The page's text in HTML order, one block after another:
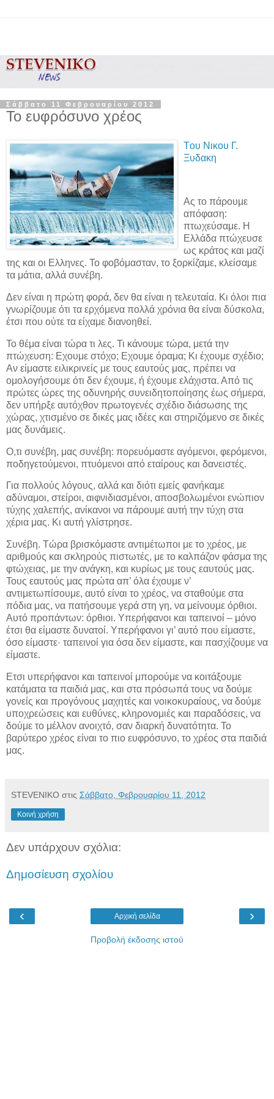
Σάββατο 11 Φεβρουαρίου 2012
Το ευφρόσυνο χρέος
Τoυ Νικου Γ.
Ξυδακη
Ας το πάρουμε
απόφαση:
πτωχεύσαμε. Η
Ελλάδα πτώχευσε
ως κράτος και μαζί
της και οι Ελληνες. Το φοβόμασταν, το ξορκίζαμε, κλείσαμε
τα μάτια, αλλά συνέβη.
Δεν είναι η πρώτη φορά, δεν θα είναι η τελευταία. Κι όλοι πια
γνωρίζουμε ότι τα ερχόμενα πολλά χρόνια θα είναι δύσκολα,
έτσι που ούτε τα είχαμε διανοηθεί.
Το θέμα είναι τώρα τι λες. Τι κάνουμε τώρα, μετά την
πτώχευση: Εχουμε στόχο; Εχουμε όραμα; Κι έχουμε σχέδιο;
Αν είμαστε ειλικρινείς με τους εαυτούς μας, πρέπει να
ομολογήσουμε ότι δεν έχουμε, ή έχουμε ελάχιστα. Από τις
πρώτες ώρες της οδυνηρής συνειδητοποίησης έως σήμερα,
δεν υπήρξε αυτόχθον πρωτογενές σχέδιο διάσωσης της
χώρας, χτισμένο σε δικές μας ιδέες και στηριζόμενο σε δικές
μας δυνάμεις.
Ο,τι συνέβη, μας συνέβη: πορευόμαστε αγόμενοι, φερόμενοι,
ποδηγετούμενοι, πτυόμενοι από εταίρους και δανειστές.
Για πολλούς λόγους, αλλά και διότι εμείς φανήκαμε
αδύναμοι, στείροι, αιφνιδιασμένοι, αποσβολωμένοι ενώπιον
τύχης χαλεπής, ανίκανοι να πάρουμε αυτή την τύχη στα
χέρια μας. Κι αυτή γλίστρησε.
Συνέβη. Tώρα βρισκόμαστε αντιμέτωποι με το χρέος, με
αριθμούς και σκληρούς πιστωτές, με το καλπάζον φάσμα της
φτώχειας, με την ανάγκη, και κυρίως με τους εαυτούς μας.
Τους εαυτούς μας πρώτα απ’ όλα έχουμε ν’
αντιμετωπίσουμε, αυτό είναι το χρέος, να σταθούμε στα
πόδια μας, να πατήσουμε γερά στη γη, να μείνουμε όρθιοι.
Αυτό προπάντων: όρθιοι. Υπερήφανοι και ταπεινοί – μόνο
έτσι θα είμαστε δυνατοί. Υπερήφανοι γι’ αυτό που είμαστε,
όσο είμαστε· ταπεινοί για όσα δεν είμαστε, και πασχίζουμε να
είμαστε.
Ετσι υπερήφανοι και ταπεινοί μπορούμε να κοιτάξουμε
κατάματα τα παιδιά μας, και στα πρόσωπά τους να δούμε
γονείς και προγόνους μαχητές και νοικοκυραίους, να δούμε
υποχρεώσεις και ευθύνες, κληρονομιές και παραδόσεις, να
δούμε το μέλλον ανοιχτό, σαν διαρκή δυνατότητα. Το
βαρύτερο χρέος είναι το πιο ευφρόσυνο, το χρέος στα παιδιά
μας.
STEVENIKO στις Σάββατο, Φεβρουαρίου 11, 2012
Κοινή χρήση
Δεν υπάρχουν σχόλια:
Δημοσίευση σχολίου
‹ ›
Αρχική σελίδα
Προβολή έκδοσης ιστού